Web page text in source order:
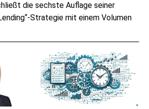
die sechste Auflage seiner
Strategie mit einem Volumen